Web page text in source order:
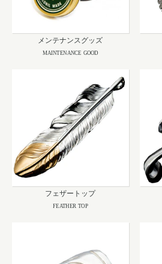
メンテナンスグッズ
MAINTENANCE GOOD
フェザートップ
FEATHER TOP